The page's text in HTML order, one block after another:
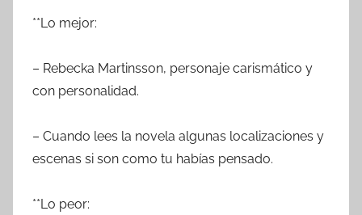
**Lo mejor:
– Rebecka Martinsson, personaje carismático y
con personalidad.
– Cuando lees la novela algunas localizaciones y
escenas si son como tu habías pensado.
**Lo peor: